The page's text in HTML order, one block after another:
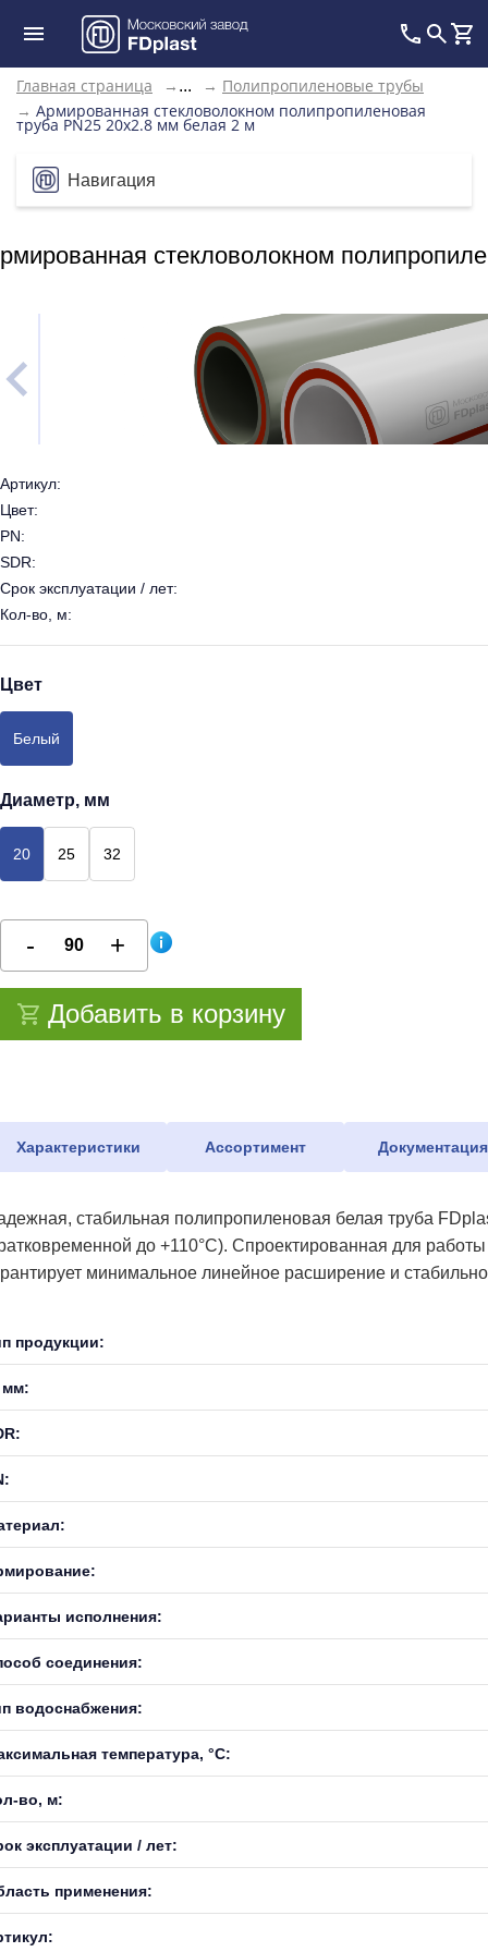
Главная страница → ... → Полипропиленовые трубы
→ Армированная стекловолокном полипропиленовая
труба PN25 20x2.8 мм белая 2 м
Навигация
стекловолокном
Артикул:
Цвет:
PN:
SDR:
Срок эксплуатации / лет:
Кол-во, м:
Цвет
Белый
Диаметр, мм
20 25 32
Добавить в корзину
Характеристики Ассортимент Документация
стабильная полипропиленовая белая труба
до +110°С). Спроектированная для
минимальное линейное расширение и
продукции:
мм:
исполнения:
соединения:
водоснабжения:
температура, °С:
во, м:
эксплуатации / лет:
применения: